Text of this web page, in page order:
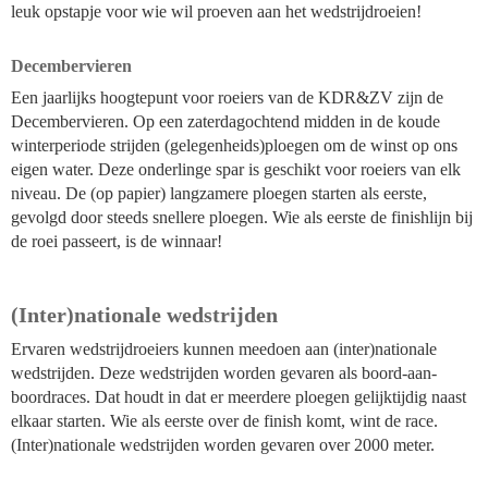
leuk opstapje voor wie wil proeven aan het wedstrijdroeien!
Decembervieren
Een jaarlijks hoogtepunt voor roeiers van de KDR&ZV zijn de
Decembervieren. Op een zaterdagochtend midden in de koude
winterperiode strijden (gelegenheids)ploegen om de winst op ons
eigen water. Deze onderlinge spar is geschikt voor roeiers van elk
niveau. De (op papier) langzamere ploegen starten als eerste,
gevolgd door steeds snellere ploegen. Wie als eerste de finishlijn bij
de roei passeert, is de winnaar!
(Inter)nationale wedstrijden
Ervaren wedstrijdroeiers kunnen meedoen aan (inter)nationale
wedstrijden. Deze wedstrijden worden gevaren als boord-aan-
boordraces. Dat houdt in dat er meerdere ploegen gelijktijdig naast
elkaar starten. Wie als eerste over de finish komt, wint de race.
(Inter)nationale wedstrijden worden gevaren over 2000 meter.